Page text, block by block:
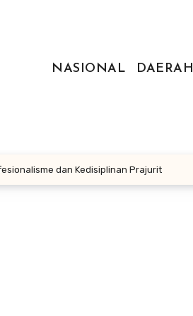
NASIONAL
DAERAH
dan Kedisiplinan Prajurit